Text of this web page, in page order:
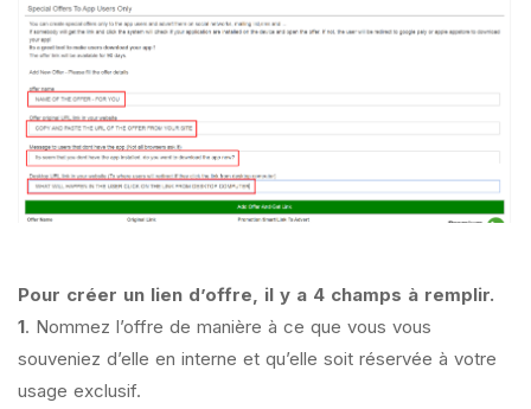
Pour créer un lien d’offre, il y a 4 champs à remplir.
1. Nommez l’offre de manière à ce que vous vous
souveniez d’elle en interne et qu’elle soit réservée à votre
usage exclusif.